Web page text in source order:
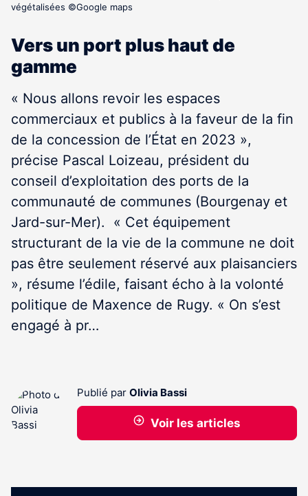
végétalisées ©Google maps
Vers un port plus haut de
gamme
« Nous allons revoir les espaces
commerciaux et publics à la faveur de la fin
de la concession de l’État en 2023 »,
précise Pascal Loizeau, président du
conseil d’exploitation des ports de la
communauté de communes (Bourgenay et
Jard-sur-Mer). « Cet équipement
structurant de la vie de la commune ne doit
pas être seulement réservé aux plaisanciers
», résume l’édile, faisant écho à la volonté
politique de Maxence de Rugy. « On s’est
engagé à pr…
Publié par Olivia Bassi
Voir les articles